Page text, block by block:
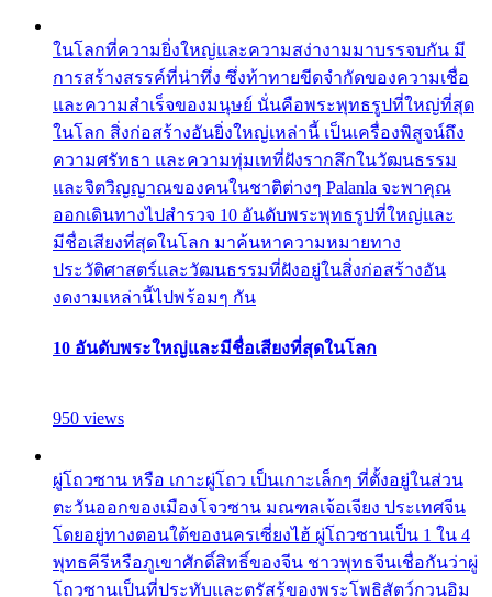
ในโลกที่ความยิ่งใหญ่และความสง่างามมาบรรจบกัน มี
การสร้างสรรค์ที่น่าทึ่ง ซึ่งท้าทายขีดจำกัดของความเชื่อ
และความสำเร็จของมนุษย์ นั่นคือพระพุทธรูปที่ใหญ่ที่สุด
ในโลก สิ่งก่อสร้างอันยิ่งใหญ่เหล่านี้ เป็นเครื่องพิสูจน์ถึง
ความศรัทธา และความทุ่มเทที่ฝังรากลึกในวัฒนธรรม
และจิตวิญญาณของคนในชาติต่างๆ Palanla จะพาคุณ
ออกเดินทางไปสำรวจ 10 อันดับพระพุทธรูปที่ใหญ่และ
มีชื่อเสียงที่สุดในโลก มาค้นหาความหมายทาง
ประวัติศาสตร์และวัฒนธรรมที่ฝังอยู่ในสิ่งก่อสร้างอัน
งดงามเหล่านี้ไปพร้อมๆ กัน
10 อันดับพระใหญ่และมีชื่อเสียงที่สุดในโลก
950 views
ผู่โถวซาน หรือ เกาะผู่โถว เป็นเกาะเล็กๆ ที่ตั้งอยู่ในส่วน
ตะวันออกของเมืองโจวซาน มณฑลเจ้อเจียง ประเทศจีน
โดยอยู่ทางตอนใต้ของนครเซี่ยงไฮ้ ผู่โถวซานเป็น 1 ใน 4
พุทธคีรีหรือภูเขาศักดิ์สิทธิ์ของจีน ชาวพุทธจีนเชื่อกันว่าผู่
โถวซานเป็นที่ประทับและตรัสรู้ของพระโพธิสัตว์กวนอิม